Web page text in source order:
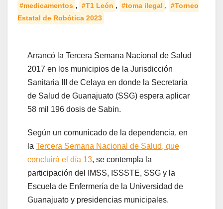
#medicamentos , #T1 León , #toma ilegal , #Torneo
Estatal de Robótica 2023
Arrancó la Tercera Semana Nacional de Salud
2017 en los municipios de la Jurisdicción
Sanitaria III de Celaya en donde la Secretaría
de Salud de Guanajuato (SSG) espera aplicar
58 mil 196 dosis de Sabin.
Según un comunicado de la dependencia, en
la Tercera Semana Nacional de Salud, que
concluirá el día 13, se contempla la
participación del IMSS, ISSSTE, SSG y la
Escuela de Enfermería de la Universidad de
Guanajuato y presidencias municipales.